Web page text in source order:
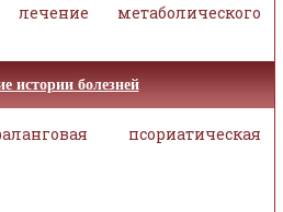
лечение метаболического
истории болезней
псориатическая